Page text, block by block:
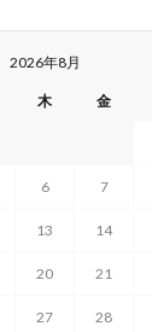
2026年8月
木 金
6 7
13 14
20 21
27 28